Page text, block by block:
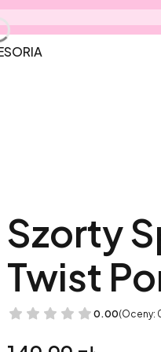
Szorty
Twist
0.00(Oceny: